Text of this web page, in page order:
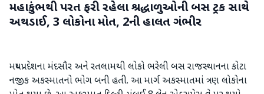
મહાકુંભથી પરત ફરી રહેલા શ્રદ્ધાળુઓની બસ ટ્રક સાથે
અથડાઈ, 3 લોકોના મોત, 2ની હાલત ગંભીર
મધ્યપ્રદેશના મંદસૌર અને રતલામથી લોકો ભરેલી બસ રાજસ્થાનના કોટા
નજીક અકસ્માતનો ભોગ બની હતી. આ માર્ગ અકસ્માતમાં ત્રણ લોકોના